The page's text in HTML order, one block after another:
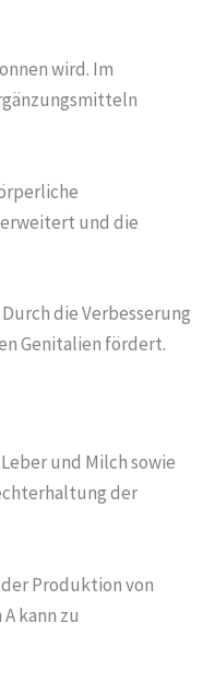
wird. Im
und die
die Verbesserung
Genitalien fördert.
und Milch sowie
der
Produktion von
kann zu